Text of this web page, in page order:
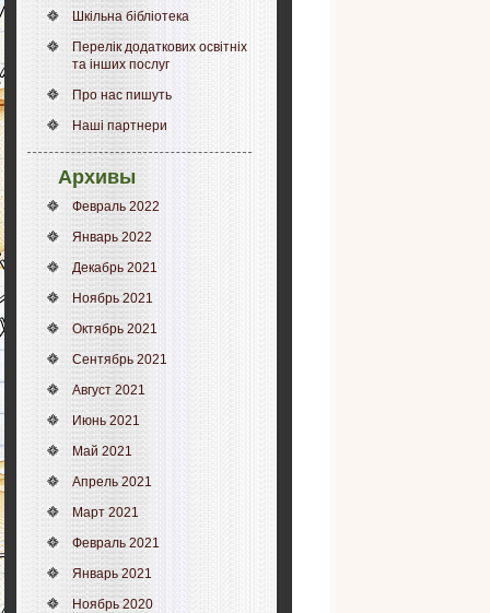
Шкільна бібліотека
Перелік додаткових освітніх
та інших послуг
Про нас пишуть
Наші партнери
Архивы
Февраль 2022
Январь 2022
Декабрь 2021
Ноябрь 2021
Октябрь 2021
Сентябрь 2021
Август 2021
Июнь 2021
Май 2021
Апрель 2021
Март 2021
Февраль 2021
Январь 2021
Ноябрь 2020